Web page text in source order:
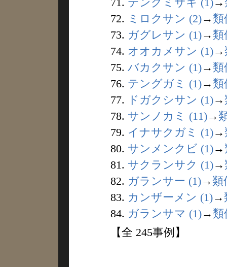
71. テングミサキ (1)→
72. ミロクサン (2)→ 類
73. ガグレサン (1)→ 類
74. オオカメサン (1)→
75. バカクサン (1)→ 類
76. テングガミ (1)→ 類
77.
ドガクシサン (1)→
78. サンノカミ (11)→
79. イナサクガミ (1)→
80. サンメンクビ (1)→
81. サクランサク (1)→
82. ガランサー (1)→ 類
83. カンザーメン (1)→
84. ガランサマ (1)→ 類
【全 245事例】